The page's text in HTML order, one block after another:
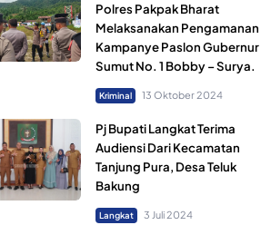
Polres Pakpak Bharat
Melaksanakan Pengamanan
Kampanye Paslon Gubernur
Sumut No. 1 Bobby – Surya.
Kriminal 13 Oktober 2024
Pj Bupati Langkat Terima
Audiensi Dari Kecamatan
Tanjung Pura, Desa Teluk
Bakung
Langkat 3 Juli 2024